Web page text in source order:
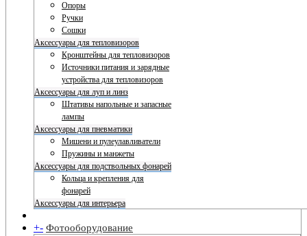
Опоры
Ручки
Сошки
Аксессуары для тепловизоров
Кронштейны для тепловизоров
Источники питания и зарядные
устройства для тепловизоров
Аксессуары для луп и линз
Штативы напольные и запасные
лампы
Аксессуары для пневматики
Мишени и пулеулавливатели
Пружины и манжеты
Аксессуары для подствольных фонарей
Кольца и крепления для
фонарей
Аксессуары для интерьера
+- Фотооборудование